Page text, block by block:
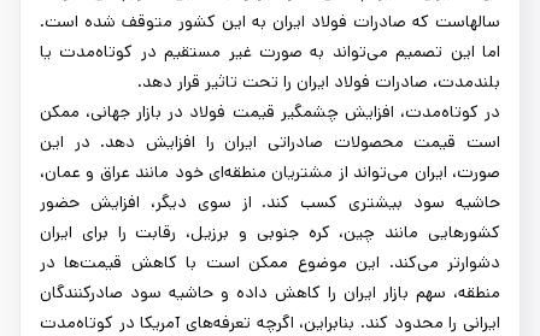
سالهاست که صادرات فولاد ایران به این کشور متوقف شده است.
اما این تصمیم می‌تواند به صورت غیر مستقیم در کوتاه‌مدت یا
بلندمدت، صادرات فولاد ایران را تحت تاثیر قرار دهد.
در کوتاه‌مدت، افزایش چشمگیر قیمت فولاد در بازار جهانی، ممکن
است قیمت محصولات صادراتی ایران را افزایش دهد. در این
صورت، ایران می‌تواند از مشتریان منطقه‌ای خود مانند عراق و عمان،
حاشیه سود بیشتری کسب کند. از سوی دیگر، افزایش حضور
کشورهایی مانند چین، کره‌ جنوبی و برزیل، رقابت را برای ایران
دشوارتر می‌کند. این موضوع ممکن است با کاهش قیمت‌ها در
منطقه، سهم بازار ایران را کاهش داده و حاشیه سود صادرکنندگان
ایرانی را محدود کند. بنابراین، اگرچه تعرفه‌های آمریکا در کوتاه‌مدت